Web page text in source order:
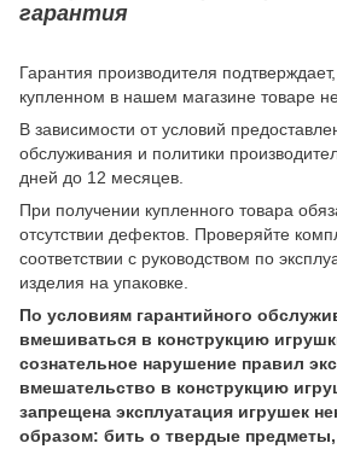
гарантия
Гарантия производителя
купленном в нашем магазине товаре
В зависимости от условий
обслуживания и политики
дней до 12 месяцев.
При получении купленного товара
отсутствии дефектов. Проверяйте
соответствии с руководством по
изделия на упаковке.
По условиям гарантийного
вмешиваться в конструкцию
сознательное нарушение правил
вмешательство в конструкцию
запрещена эксплуатация игрушек
образом: бить о твердые